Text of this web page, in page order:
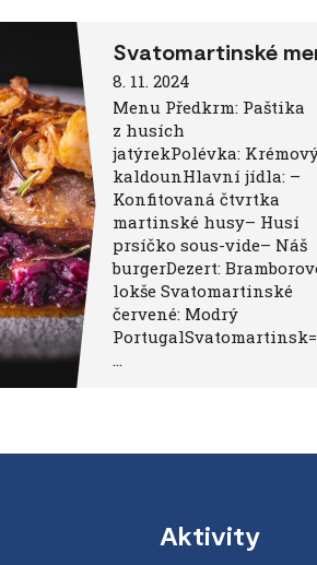
Svatomartinské
8. 11. 2024
Menu Předkrm: Paštika
z husích
jatýrekPolévka:
kaldounHlavní jídla: –
Konfitovaná čtvrtka
martinské husy– Husí
prsíčko sous-vide– Náš
burgerDezert:
lokše Svatomartinské
červené: Modrý
…
Aktivity